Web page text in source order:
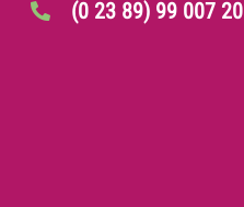
(0 23 89) 99 007 20